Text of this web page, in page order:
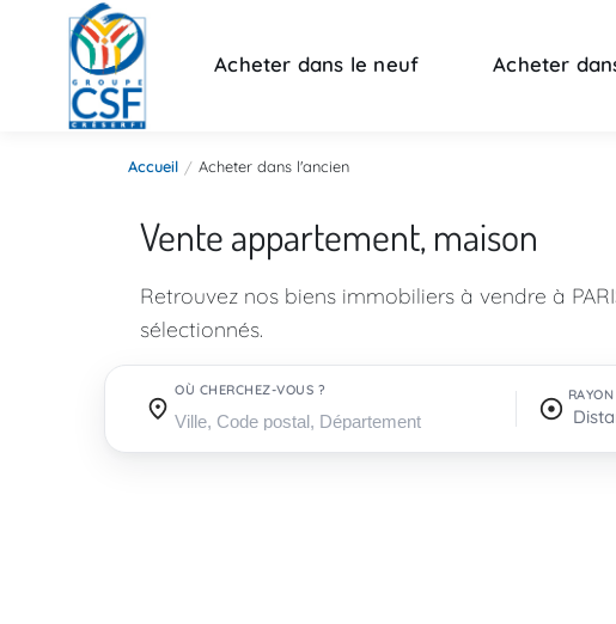
Acheter dans le neuf Acheter
Accueil Acheter dans l'ancien
Vente appartement, maison
Retrouvez nos biens immobiliers à vendre à
sélectionnés.
OÙ CHERCHEZ-VOUS ?
Où cherchez-vous ?